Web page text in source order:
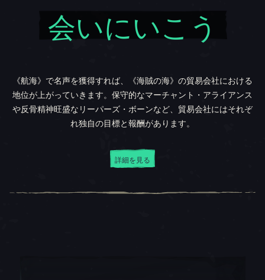
会いにいこう
《航海》で名声を獲得すれば、《海賊の海》の貿易会社における
地位が上がっていきます。保守的なマーチャント・アライアンス
や反骨精神旺盛なリーパーズ・ボーンなど、貿易会社にはそれぞ
れ独自の目標と報酬があります。
詳細を見る